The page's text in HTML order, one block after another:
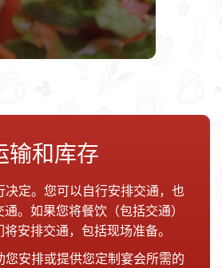
输和库存
定。您可以自行安排交通，也
。如果您将餐饮（包括交通）
安排交通，包括现场准备。
安排或提供您定制宴会所需的